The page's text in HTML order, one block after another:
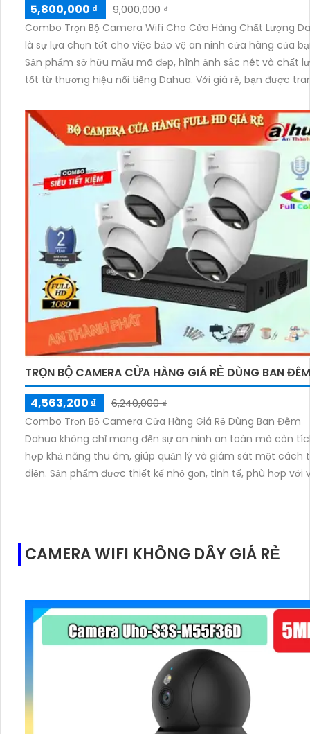
5,800,000 ₫
9,000,000 ₫
Combo Trọn Bộ Camera Wifi Cho Cửa Hàng Chất Lượng
là sự lựa chọn tốt cho việc bảo vệ an ninh cửa hàng của
Sản phẩm sở hữu mẫu mã đẹp, hình ảnh sắc nét và chất
tốt từ thương hiệu nổi tiếng Dahua. Với giá rẻ, bạn được
giúp cảnh báo kịp thời trong trường hợp cần thiết. Thiết kế
mã phong phú, chất lượng hình ảnh sáng đẹp, Combo
Camera Wifi của Dahua không chỉ mang lại sự an tâm
tạo điểm nhấn về thẩm mỹ cho cửa hàng của bạn.
TRỌN BỘ CAMERA CỬA HÀNG GIÁ RẺ DÙNG BAN ĐÊM
4,563,200 ₫
6,240,000 ₫
Combo Trọn Bộ Camera Cửa Hàng Giá Rẻ Dùng Ban Đêm
Dahua không chỉ mang đến sự an ninh an toàn mà còn
hợp khả năng thu âm, giúp quản lý và giám sát một cách
diện. Sản phẩm được thiết kế nhỏ gọn, tinh tế, phù hợp với
nghệ thu âm chất lượng cao sẽ là điểm gạt nhấn khi sử
sản phẩm này.
CAMERA WIFI KHÔNG DÂY GIÁ RẺ